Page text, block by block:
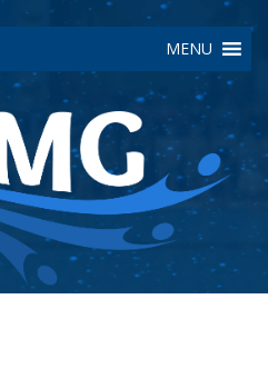
MENU